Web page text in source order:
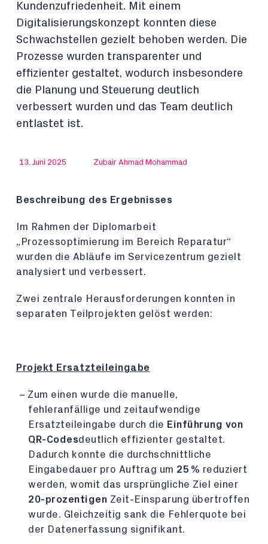
Kundenzufriedenheit. Mit einem
Digitalisierungskonzept konnten diese
Schwachstellen gezielt behoben werden. Die
Prozesse wurden transparenter und
effizienter gestaltet, wodurch insbesondere
die Planung und Steuerung deutlich
verbessert wurden und das Team deutlich
entlastet ist.
13. Juni 2025 Zubair Ahmad Mohammad
Beschreibung des Ergebnisses
Im Rahmen der Diplomarbeit
„Prozessoptimierung im Bereich Reparatur“
wurden die Abläufe im Servicezentrum gezielt
analysiert und verbessert.
Zwei zentrale Herausforderungen konnten in
separaten Teilprojekten gelöst werden:
Projekt Ersatzteileingabe
Zum einen wurde die manuelle,
fehleranfällige und zeitaufwendige
Ersatzteileingabe durch die Einführung von
QR-Codesdeutlich effizienter gestaltet.
Dadurch konnte die durchschnittliche
Eingabedauer pro Auftrag um 25 % reduziert
werden, womit das ursprüngliche Ziel einer
20-prozentigen Zeit-Einsparung übertroffen
wurde. Gleichzeitig sank die Fehlerquote bei
der Datenerfassung signifikant.